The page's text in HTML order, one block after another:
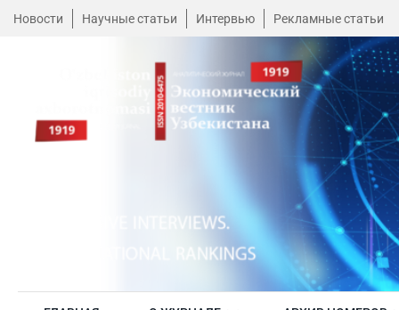
Новости Научные статьи Интервью Рекламные статьи